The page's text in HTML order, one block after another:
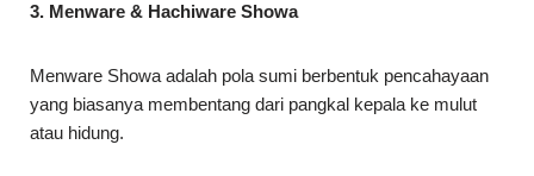
3. Menware & Hachiware Showa
Menware Showa adalah pola sumi berbentuk pencahayaan
yang biasanya membentang dari pangkal kepala ke mulut
atau hidung.